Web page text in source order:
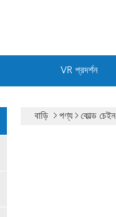
VR প্রদর্শন
বাড়ি পণ্য কোল্ড চেইন